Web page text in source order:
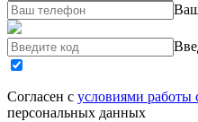
Согласен с условиями работы
персональных данных